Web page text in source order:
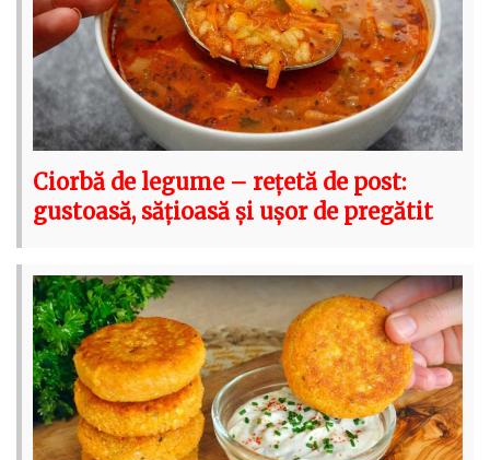
Ciorbă de legume – rețetă de post:
gustoasă, sățioasă și ușor de pregătit